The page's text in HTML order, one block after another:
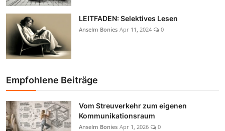
LEITFADEN: Selektives Lesen
Anselm Bonies Apr 11, 2024 0
Empfohlene Beiträge
Vom Streuverkehr zum eigenen
Kommunikationsraum
Anselm Bonies Apr 1, 2026 0